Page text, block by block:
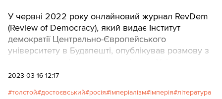
У червні 2022 року онлайновий журнал RevDem
(Review of Democracy), який видає Інститут
демократії Центрально-Європейського
університету в Будапешті, опублікував розмову з
Райса в Х’юстоні (Техас, США) Евою Томпсон про
наративах. Зважаючи на те, що за понад рік
2023-03-16 12:17
толстой достоєвський росія імперіалізм імперія література